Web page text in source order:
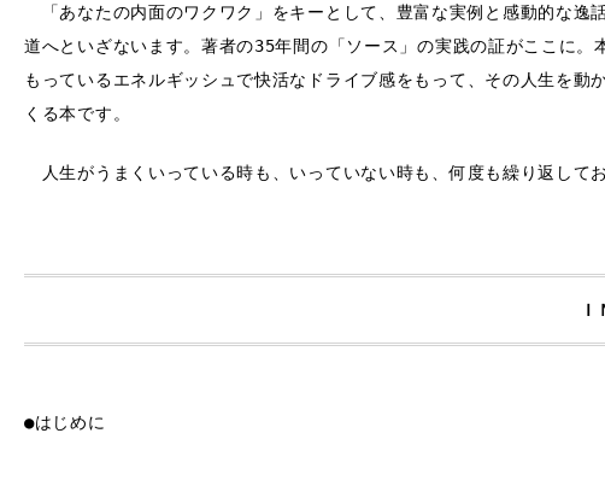
「あなたの内面のワクワク」をキーとして、豊富な実例と感動的な
道へといざないます。著者の35年間の「ソース」の実践の証がここに
もっているエネルギッシュで快活なドライブ感をもって、その人生を
くる本です。
人生がうまくいっている時も、いっていない時も、何度も繰り返して
●はじめに